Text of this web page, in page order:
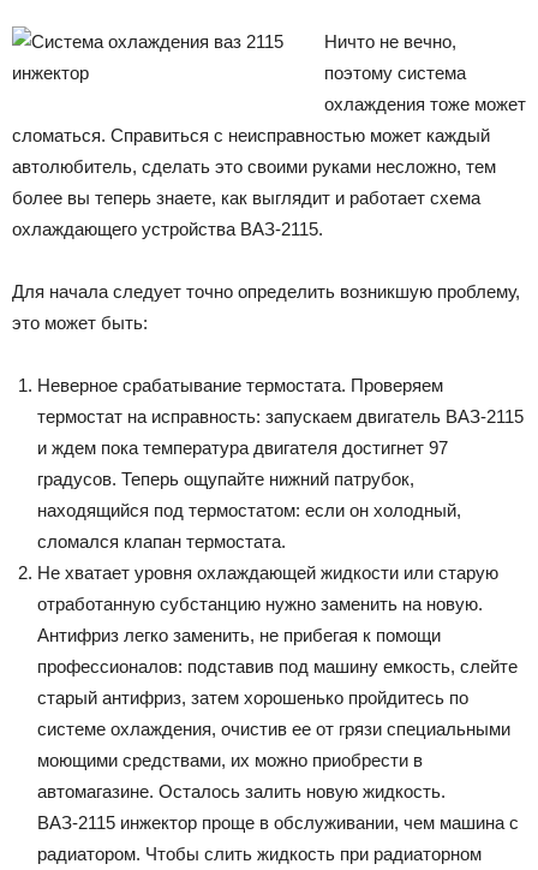
Ничто не вечно,
поэтому система
охлаждения тоже может
сломаться. Справиться с неисправностью может каждый
автолюбитель, сделать это своими руками несложно, тем
более вы теперь знаете, как выглядит и работает схема
охлаждающего устройства ВАЗ-2115.
Для начала следует точно определить возникшую проблему,
это может быть:
Неверное срабатывание термостата. Проверяем
термостат на исправность: запускаем двигатель ВАЗ-2115
и ждем пока температура двигателя достигнет 97
градусов. Теперь ощупайте нижний патрубок,
находящийся под термостатом: если он холодный,
сломался клапан термостата.
Не хватает уровня охлаждающей жидкости или старую
отработанную субстанцию нужно заменить на новую.
Антифриз легко заменить, не прибегая к помощи
профессионалов: подставив под машину емкость, слейте
старый антифриз, затем хорошенько пройдитесь по
системе охлаждения, очистив ее от грязи специальными
моющими средствами, их можно приобрести в
автомагазине. Осталось залить новую жидкость.
ВАЗ-2115 инжектор проще в обслуживании, чем машина с
радиатором. Чтобы слить жидкость при радиаторном